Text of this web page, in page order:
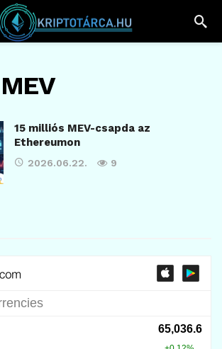
MEV
15 milliós MEV-csapda az
Ethereumon
2026.06.22. 9